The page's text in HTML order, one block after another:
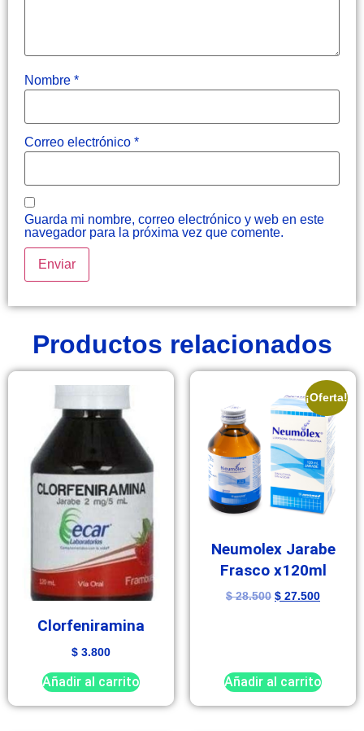
Nombre *
Correo electrónico *
Guarda mi nombre, correo electrónico y web en este
navegador para la próxima vez que comente.
Productos relacionados
Clorfeniramina
$ 3.800
Añadir al carrito
¡Oferta!
Neumolex Jarabe
Frasco x120ml
$28.500 $ 27.500
Añadir al carrito